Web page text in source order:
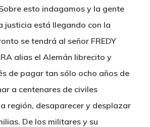
esto indagamos y la gente
justicia está llegando con la
se tendrá al señor FREDY
alias el Alemán librecito y
de pagar tan sólo ocho años de
a centenares de civiles
región, desaparecer y desplazar
De los militares y su